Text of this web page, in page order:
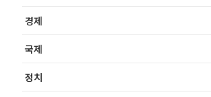
경제
국제
정치